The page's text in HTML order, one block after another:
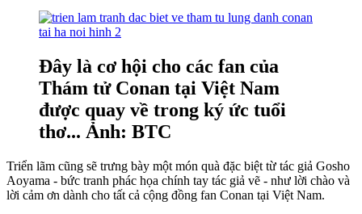
Đây là cơ hội cho các fan của
Thám tử Conan tại Việt Nam
được quay về trong ký ức tuổi
thơ... Ảnh: BTC
Triển lãm cũng sẽ trưng bày một món quà đặc biệt từ tác giả Gosho
Aoyama - bức tranh phác họa chính tay tác giả vẽ - như lời chào và
lời cảm ơn dành cho tất cả cộng đồng fan Conan tại Việt Nam.